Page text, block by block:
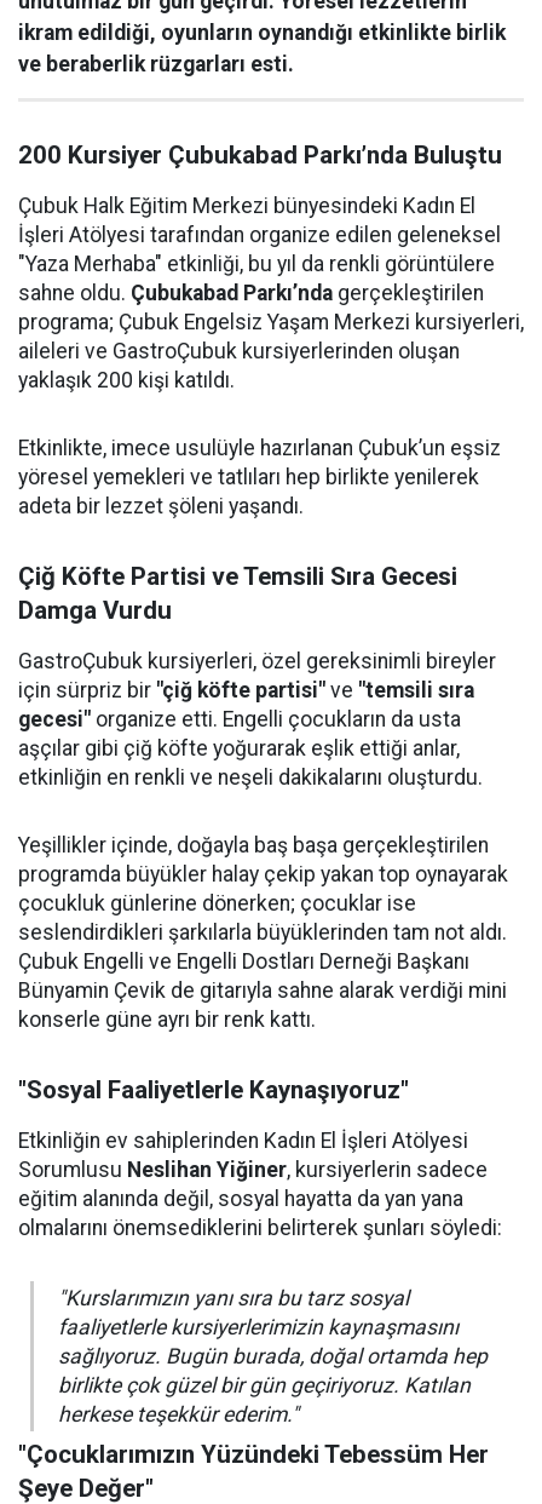
ikram edildiği, oyunların oynandığı etkinlikte birlik
ve beraberlik rüzgarları esti.
200 Kursiyer Çubukabad Parkı’nda Buluştu
Çubuk Halk Eğitim Merkezi bünyesindeki Kadın El
İşleri Atölyesi tarafından organize edilen geleneksel
"Yaza Merhaba" etkinliği, bu yıl da renkli görüntülere
sahne oldu. Çubukabad Parkı’nda gerçekleştirilen
programa; Çubuk Engelsiz Yaşam Merkezi kursiyerleri,
aileleri ve GastroÇubuk kursiyerlerinden oluşan
yaklaşık 200 kişi katıldı.
Etkinlikte, imece usulüyle hazırlanan Çubuk’un eşsiz
yöresel yemekleri ve tatlıları hep birlikte yenilerek
adeta bir lezzet şöleni yaşandı.
Çiğ Köfte Partisi ve Temsili Sıra Gecesi
Damga Vurdu
GastroÇubuk kursiyerleri, özel gereksinimli bireyler
için sürpriz bir "çiğ köfte partisi" ve "temsili sıra
gecesi" organize etti. Engelli çocukların da usta
aşçılar gibi çiğ köfte yoğurarak eşlik ettiği anlar,
etkinliğin en renkli ve neşeli dakikalarını oluşturdu.
Yeşillikler içinde, doğayla baş başa gerçekleştirilen
programda büyükler halay çekip yakan top oynayarak
çocukluk günlerine dönerken; çocuklar ise
seslendirdikleri şarkılarla büyüklerinden tam not aldı.
Çubuk Engelli ve Engelli Dostları Derneği Başkanı
Bünyamin Çevik de gitarıyla sahne alarak verdiği mini
konserle güne ayrı bir renk kattı.
"Sosyal Faaliyetlerle Kaynaşıyoruz"
Etkinliğin ev sahiplerinden Kadın El İşleri Atölyesi
Sorumlusu Neslihan Yiğiner, kursiyerlerin sadece
eğitim alanında değil, sosyal hayatta da yan yana
olmalarını önemsediklerini belirterek şunları söyledi:
"Kurslarımızın yanı sıra bu tarz sosyal
faaliyetlerle kursiyerlerimizin kaynaşmasını
sağlıyoruz. Bugün burada, doğal ortamda hep
birlikte çok güzel bir gün geçiriyoruz. Katılan
herkese teşekkür ederim."
"Çocuklarımızın Yüzündeki Tebessüm Her
Şeye Değer"